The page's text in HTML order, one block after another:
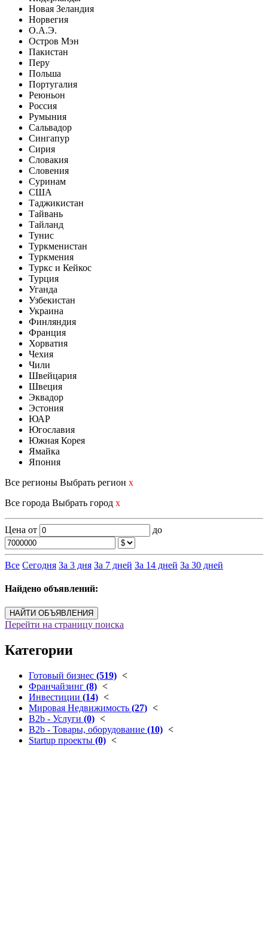
Новая Зеландия
Норвегия
О.А.Э.
Остров Мэн
Пакистан
Перу
Польша
Португалия
Реюньон
Россия
Румыния
Сальвадор
Сингапур
Сирия
Словакия
Словения
Суринам
США
Таджикистан
Тайвань
Тайланд
Тунис
Туркменистан
Туркмения
Туркс и Кейкос
Турция
Уганда
Узбекистан
Украина
Финляндия
Франция
Хорватия
Чехия
Чили
Швейцария
Швеция
Эквадор
Эстония
ЮАР
Югославия
Южная Корея
Ямайка
Япония
Все регионы Выбрать регион x
Все города Выбрать город x
Цена от до
Все Сегодня За 3 дня За 7 дней За 14 дней За 30 дней
Найдено объявлений:
НАЙТИ ОБЪЯВЛЕНИЯ
Перейти на страницу поиска
Категории
Готовый бизнес (519) <
Франчайзинг (8) <
Инвестиции (14) <
Мировая Недвижимость (27) <
B2b - Услуги (0) <
B2b - Товары, оборудование (10) <
Startup проекты (0) <